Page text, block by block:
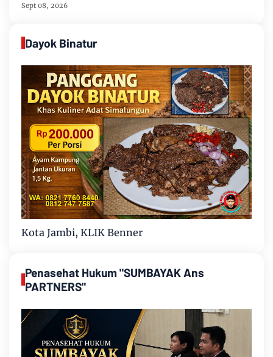
Sept 08, 2026
Dayok Binatur
Kota Jambi, KLIK Benner
Penasehat Hukum "SUMBAYAK Ans
PARTNERS"